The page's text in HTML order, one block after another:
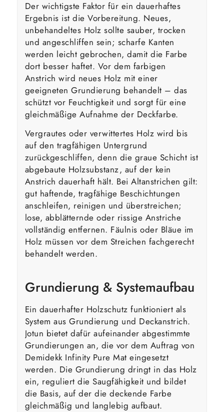
Der wichtigste Faktor für ein dauerhaftes
Ergebnis ist die Vorbereitung. Neues,
unbehandeltes Holz sollte sauber, trocken
und angeschliffen sein; scharfe Kanten
werden leicht gebrochen, damit die Farbe
dort besser haftet. Vor dem farbigen
Anstrich wird neues Holz mit einer
geeigneten Grundierung behandelt – das
schützt vor Feuchtigkeit und sorgt für eine
gleichmäßige Aufnahme der Deckfarbe.
Vergrautes oder verwittertes Holz wird bis
auf den tragfähigen Untergrund
zurückgeschliffen, denn die graue Schicht ist
abgebaute Holzsubstanz, auf der kein
Anstrich dauerhaft hält. Bei Altanstrichen gilt:
gut haftende, tragfähige Beschichtungen
anschleifen, reinigen und überstreichen;
lose, abblätternde oder rissige Anstriche
vollständig entfernen. Fäulnis oder Bläue im
Holz müssen vor dem Streichen fachgerecht
behandelt werden.
Grundierung & Systemaufbau
Ein dauerhafter Holzschutz funktioniert als
System aus Grundierung und Deckanstrich.
Jotun bietet dafür aufeinander abgestimmte
Grundierungen an, die vor dem Auftrag von
Demidekk Infinity Pure Mat eingesetzt
werden. Die Grundierung dringt in das Holz
ein, reguliert die Saugfähigkeit und bildet
die Basis, auf der die deckende Farbe
gleichmäßig und langlebig aufbaut.